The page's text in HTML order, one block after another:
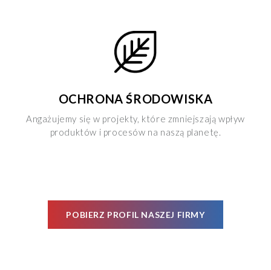
OCHRONA ŚRODOWISKA
Angażujemy się w projekty, które zmniejszają wpływ
produktów i procesów na naszą planetę.
POBIERZ PROFIL NASZEJ FIRMY